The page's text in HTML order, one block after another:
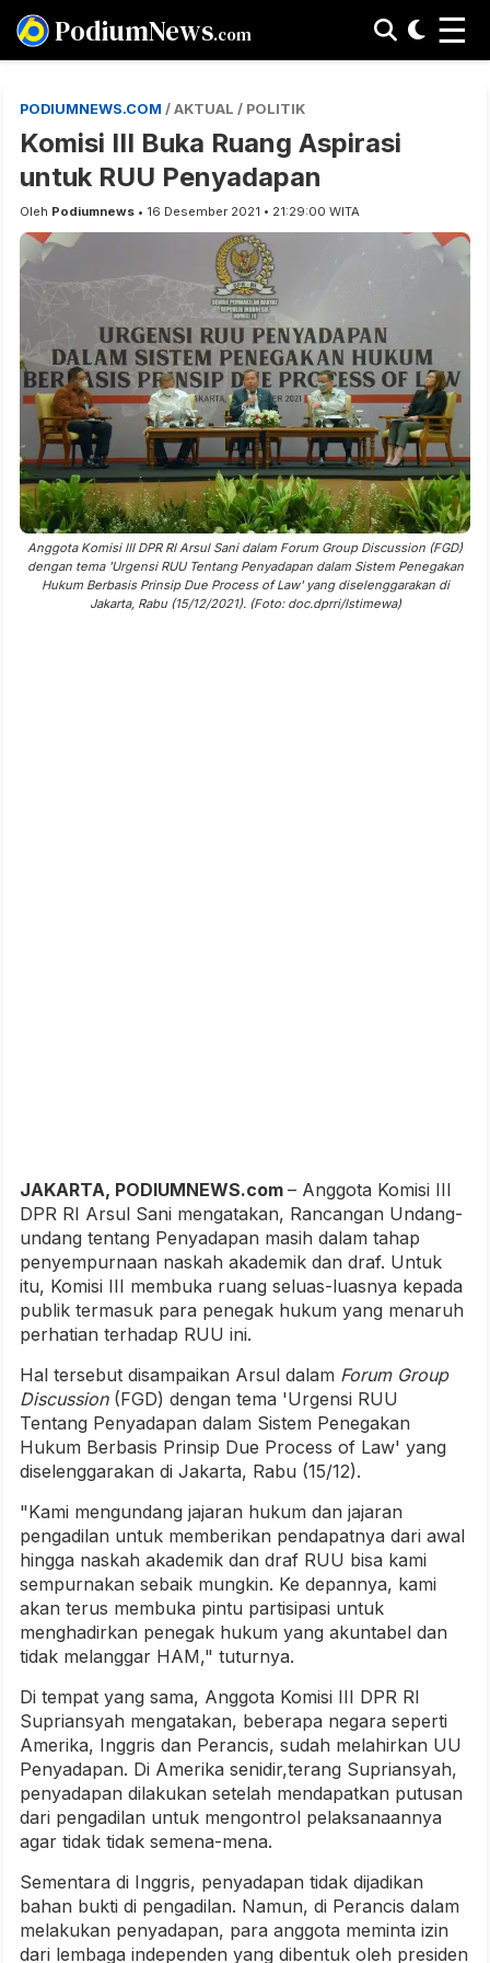
PodiumNews.com ☰
PODIUMNEWS.COM / AKTUAL / POLITIK
Komisi III Buka Ruang Aspirasi
untuk RUU Penyadapan
Oleh Podiumnews • 16 Desember 2021 • 21:29:00 WITA
Anggota Komisi III DPR RI Arsul Sani dalam Forum Group Discussion (FGD)
dengan tema 'Urgensi RUU Tentang Penyadapan dalam Sistem Penegakan
Hukum Berbasis Prinsip Due Process of Law' yang diselenggarakan di
Jakarta, Rabu (15/12/2021). (Foto: doc.dprri/Istimewa)
JAKARTA, PODIUMNEWS.com – Anggota Komisi III
DPR RI Arsul Sani mengatakan, Rancangan Undang-
undang tentang Penyadapan masih dalam tahap
penyempurnaan naskah akademik dan draf. Untuk
itu, Komisi III membuka ruang seluas-luasnya kepada
publik termasuk para penegak hukum yang menaruh
perhatian terhadap RUU ini.
Hal tersebut disampaikan Arsul dalam Forum Group
Discussion(FGD) dengan tema 'Urgensi RUU
Tentang Penyadapan dalam Sistem Penegakan
Hukum Berbasis Prinsip Due Process of Law' yang
diselenggarakan di Jakarta, Rabu (15/12).
"Kami mengundang jajaran hukum dan jajaran
pengadilan untuk memberikan pendapatnya dari awal
hingga naskah akademik dan draf RUU bisa kami
sempurnakan sebaik mungkin. Ke depannya, kami
akan terus membuka pintu partisipasi untuk
menghadirkan penegak hukum yang akuntabel dan
tidak melanggar HAM," tuturnya.
Di tempat yang sama, Anggota Komisi III DPR RI
Supriansyah mengatakan, beberapa negara seperti
Amerika, Inggris dan Perancis, sudah melahirkan UU
Penyadapan. Di Amerika senidir,terang Supriansyah,
penyadapan dilakukan setelah mendapatkan putusan
dari pengadilan untuk mengontrol pelaksanaannya
agar tidak tidak semena-mena.
Sementara di Inggris, penyadapan tidak dijadikan
bahan bukti di pengadilan. Namun, di Perancis dalam
melakukan penyadapan, para anggota meminta izin
dari lembaga independen yang dibentuk oleh presiden